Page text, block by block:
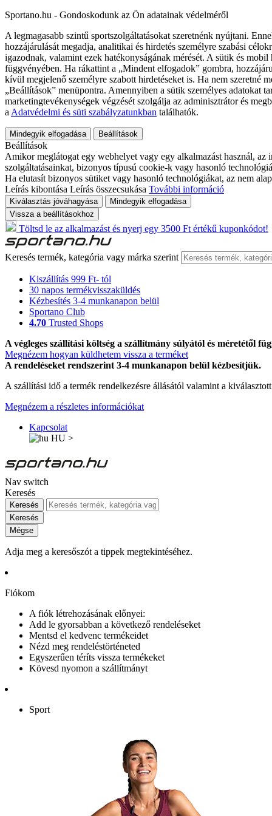
Sportano.hu - Gondoskodunk az Ön adatainak védelméről
A legmagasabb szintű sportszolgáltatásokat szeretnénk nyújtani.
hozzájárulását megadja, analitikai és hirdetés személyre szabási
igazodnak, valamint ezek hatékonyságának mérését. A sütik és
függvényében. Ha rákattint a „Mindent elfogadok” gombra,
kívül megjelenő személyre szabott hirdetéseket is. Ha nem szeretné
„Beállítások” menüpontra. Amennyiben a sütik személyes adatokat
marketingtevékenységek végzését szolgálja az adminisztrátor és
a Adatvédelmi és süti szabályzatunkban találhatók.
Mindegyik elfogadása Beállítások
Beállítások
Amikor meglátogat egy webhelyet vagy egy alkalmazást használ,
szolgáltatásainkat, bizonyos típusú cookie-k vagy hasonló
Ha elutasít bizonyos sütiket vagy hasonló technológiákat, az nem
Leírás kibontása Leírás összecsukása További információ
Kiválasztás jóváhagyása
Mindegyik elfogadása
Vissza a beállításokhoz
Töltsd le az alkalmazást és nyerj egy 3500 Ft értékű kuponkódot!
Keresés termék, kategória vagy márka szerint
Kiszállítás 999 Ft- tól
30 napos termékvisszaküldés
Kézbesítés 3-4 munkanapon belül
Sportano Club
4.70 Trusted Shops
A végleges szállítási költség a szállítmány súlyától és méretétől
Megnézem hogyan küldhetem vissza a terméket
A rendeléseket rendszerint 3-4 munkanapon belül kézbesítjük.
A szállítási idő a termék rendelkezésre állásától valamint a
Megnézem a részletes információkat
Kapcsolat
HU >
Nav switch
Keresés
Keresés
Keresés
Mégse
Adja meg a keresőszót a tippek megtekintéséhez.
Fiókom
A fiók létrehozásának előnyei:
Add le gyorsabban a következő rendeléseket
Mentsd el kedvenc termékeidet
Nézd meg rendeléstörténeted
Egyszerűen téríts vissza termékeket
Kövesd nyomon a szállítmányt
Sport